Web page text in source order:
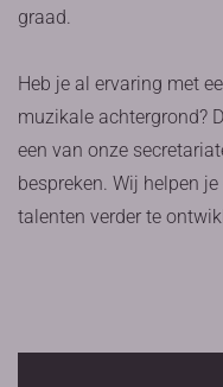
graad.
Heb je al ervaring met
muzikale achtergrond?
een van onze
bespreken. Wij helpen
talenten verder te